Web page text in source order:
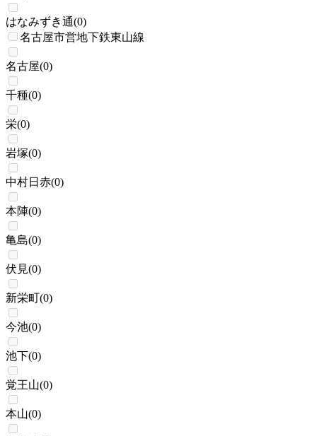
はなみずき通(0)
名古屋市営地下鉄東山線
名古屋(0)
千種(0)
栄(0)
岩塚(0)
中村日赤(0)
本陣(0)
亀島(0)
伏見(0)
新栄町(0)
今池(0)
池下(0)
覚王山(0)
本山(0)